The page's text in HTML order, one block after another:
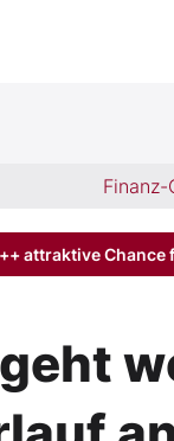
Finanz-
attraktive